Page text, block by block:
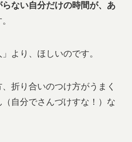
らない自分だけの時間が、あ
より、ほしいのです。
折り合いのつけ方がうまく
自分でさんづけすな！）な